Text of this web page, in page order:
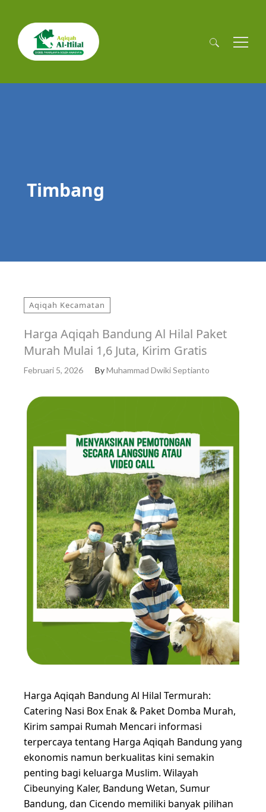
Cari
Timbang
Aqiqah Kecamatan
Harga Aqiqah Bandung Al Hilal Paket
Murah Mulai 1,6 Juta, Kirim Gratis
Februari 5, 2026 ByMuhammad Dwiki Septianto
Harga Aqiqah Bandung Al Hilal Termurah:
Catering Nasi Box Enak & Paket Domba Murah,
Kirim sampai Rumah Mencari informasi
terpercaya tentang Harga Aqiqah Bandung yang
ekonomis namun berkualitas kini semakin
penting bagi keluarga Muslim. Wilayah
Cibeunying Kaler, Bandung Wetan, Sumur
Bandung, dan Cicendo memiliki banyak pilihan